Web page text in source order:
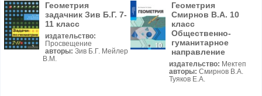
Геометрия
задачник Зив Б.Г. 7-
11 класс
издательство:
Просвещение
авторы: Зив Б.Г. Мейлер
В.М.
Геометрия
Смирнов В.А. 10
класс
Общественно-
гуманитарное
направление
издательство: Мектеп
авторы: Смирнов В.А.
Туяков Е.А.